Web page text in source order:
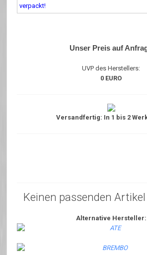
verpackt!
Unser Preis auf
UVP des Herstellers:
0 EURO
Versandfertig: In 1 bis 2
Keinen passenden
Alternative Hersteller: